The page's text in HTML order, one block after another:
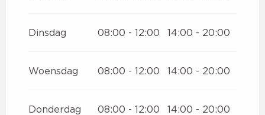
Dinsdag 08:00 - 12:00 14:00 - 20:00
Woensdag 08:00 - 12:00 14:00 - 20:00
Donderdag 08:00 - 12:00 14:00 - 20:00